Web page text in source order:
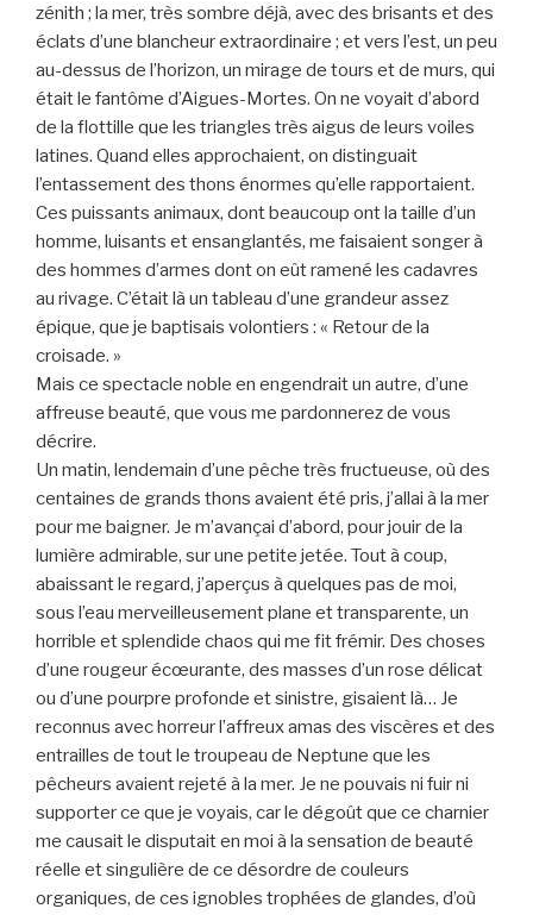
zénith ; la mer, très sombre déjà, avec des brisants et des
éclats d’une blancheur extraordinaire ; et vers l’est, un peu
au-dessus de l’horizon, un mirage de tours et de murs, qui
était le fantôme d’Aigues-Mortes. On ne voyait d’abord
de la flottille que les triangles très aigus de leurs voiles
latines. Quand elles approchaient, on distinguait
l’entassement des thons énormes qu’elle rapportaient.
Ces puissants animaux, dont beaucoup ont la taille d’un
homme, luisants et ensanglantés, me faisaient songer à
des hommes d’armes dont on eût ramené les cadavres
au rivage. C’était là un tableau d’une grandeur assez
épique, que je baptisais volontiers : « Retour de la
croisade. »
Mais ce spectacle noble en engendrait un autre, d’une
affreuse beauté, que vous me pardonnerez de vous
décrire.
Un matin, lendemain d’une pêche très fructueuse, où des
centaines de grands thons avaient été pris, j’allai à la mer
pour me baigner. Je m’avançai d’abord, pour jouir de la
lumière admirable, sur une petite jetée. Tout à coup,
abaissant le regard, j’aperçus à quelques pas de moi,
sous l’eau merveilleusement plane et transparente, un
horrible et splendide chaos qui me fit frémir. Des choses
d’une rougeur écœurante, des masses d’un rose délicat
ou d’une pourpre profonde et sinistre, gisaient là… Je
reconnus avec horreur l’affreux amas des viscères et des
entrailles de tout le troupeau de Neptune que les
pêcheurs avaient rejeté à la mer. Je ne pouvais ni fuir ni
supporter ce que je voyais, car le dégoût que ce charnier
me causait le disputait en moi à la sensation de beauté
réelle et singulière de ce désordre de couleurs
organiques, de ces ignobles trophées de glandes, d’où